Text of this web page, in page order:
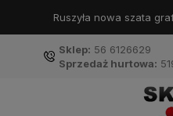
Ruszyła nowa szata
Sklep: 56 6126629
Sprzedaż hurtowa: